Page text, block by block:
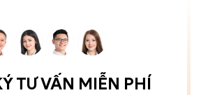
TƯ VẤN MIỄN PHÍ